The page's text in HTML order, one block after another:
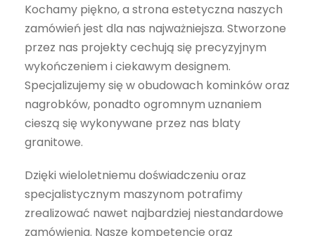
Kochamy piękno, a strona estetyczna naszych
zamówień jest dla nas najważniejsza. Stworzone
przez nas projekty cechują się precyzyjnym
wykończeniem i ciekawym designem.
Specjalizujemy się w obudowach kominków oraz
nagrobków, ponadto ogromnym uznaniem
cieszą się wykonywane przez nas blaty
granitowe.
Dzięki wieloletniemu doświadczeniu oraz
specjalistycznym maszynom potrafimy
zrealizować nawet najbardziej niestandardowe
zamówienia. Nasze kompetencje oraz